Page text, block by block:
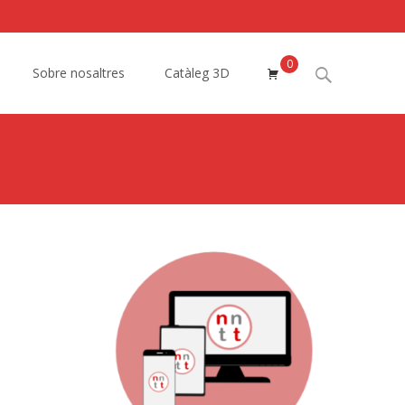
Sobre nosaltres Catàleg 3D
0
Search